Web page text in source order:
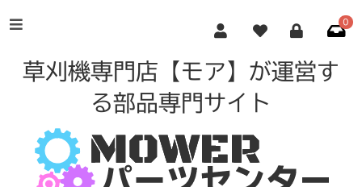
0
草刈機専門店【モア】が運営す
る部品専門サイト